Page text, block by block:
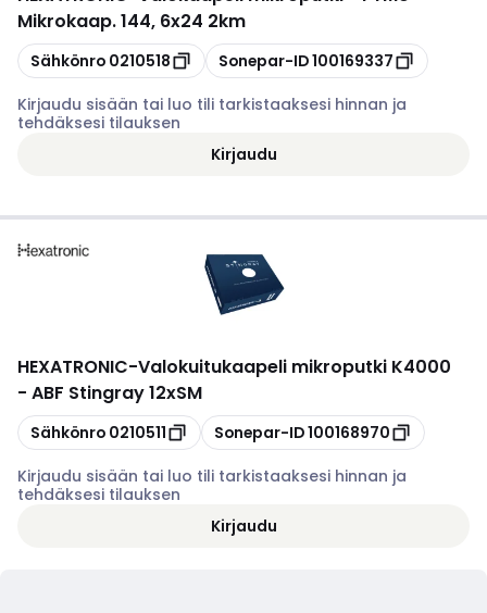
Mikrokaap. 144, 6x24 2km
Kopioi
Sähkönro 0210518 Kopioi
Sonepar-ID100169337
Kirjaudu sisään tai luo tili tarkistaaksesi hinnan ja
tehdäksesi tilauksen
Kirjaudu
HEXATRONIC-Valokuitukaapeli mikroputki K4000
- ABF Stingray 12xSM
Kopioi
Sähkönro 0210511 Kopioi
Sonepar-ID100168970
Kirjaudu sisään tai luo tili tarkistaaksesi hinnan ja
tehdäksesi tilauksen
Kirjaudu